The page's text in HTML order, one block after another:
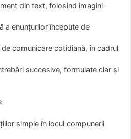
din text, folosind imagini-
a enunțurilor începute de
comunicare cotidiană, în cadrul
succesive, formulate clar și
simple în locul compunerii